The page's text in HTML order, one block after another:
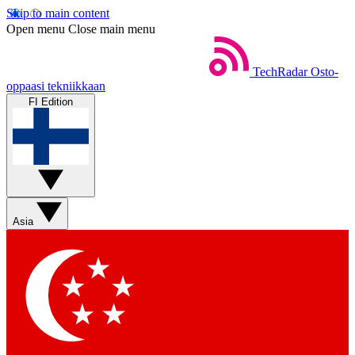
Skip to main content
Open menu Close main menu
TechRadar Osto-
oppaasi tekniikkaan
FI Edition
Asia